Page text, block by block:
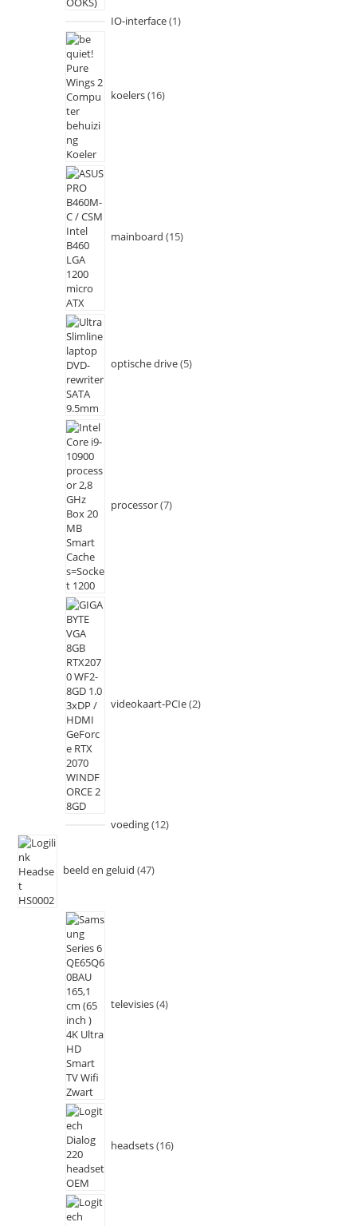
IO-interface 1
koelers 16
mainboard 15
optische drive 5
processor 7
videokaart-PCIe 2
voeding 12
beeld en geluid 47
televisies 4
headsets 16